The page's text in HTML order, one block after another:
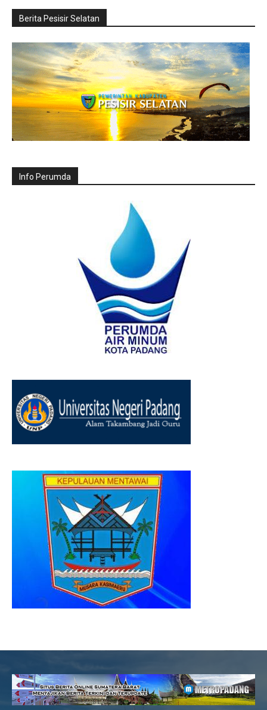
Berita Pesisir Selatan
Info Perumda